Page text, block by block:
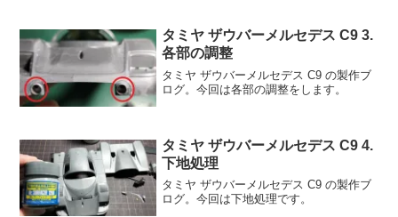
タミヤ ザウバーメルセデス C9 3.
各部の調整
タミヤ ザウバーメルセデス C9 の製作ブ
ログ。今回は各部の調整をします。
タミヤ ザウバーメルセデス C9 4.
下地処理
タミヤ ザウバーメルセデス C9 の製作ブ
ログ。今回は下地処理です。